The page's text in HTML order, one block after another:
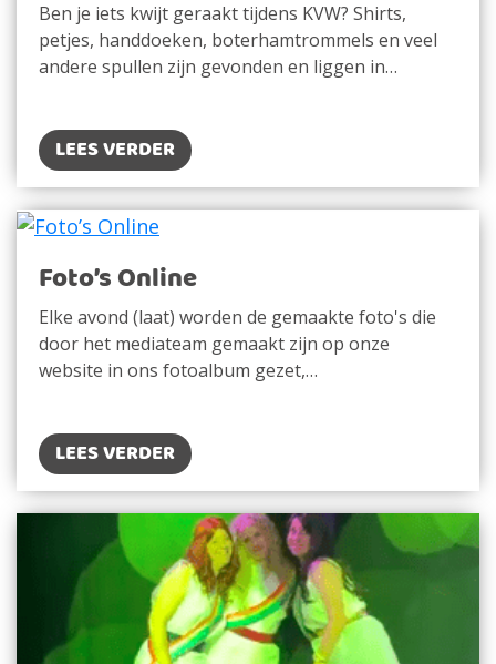
Ben je iets kwijt geraakt tijdens KVW? Shirts,
petjes, handdoeken, boterhamtrommels en veel
andere spullen zijn gevonden en liggen in…
LEES VERDER
Foto’s Online
Elke avond (laat) worden de gemaakte foto's die
door het mediateam gemaakt zijn op onze
website in ons fotoalbum gezet,…
LEES VERDER